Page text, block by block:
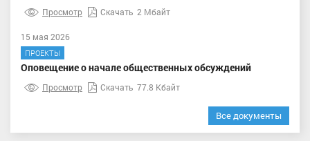
Просмотр Скачать 2 Мбайт
15 мая 2026
ПРОЕКТЫ
Оповещение о начале общественных обсуждений
Просмотр Скачать 77.8 Кбайт
Все документы